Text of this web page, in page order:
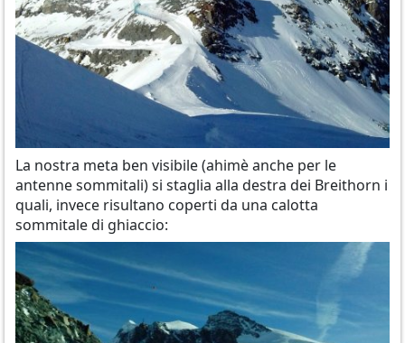
La nostra meta ben visibile (ahimè anche per le
antenne sommitali) si staglia alla destra dei Breithorn i
quali, invece risultano coperti da una calotta
sommitale di ghiaccio: